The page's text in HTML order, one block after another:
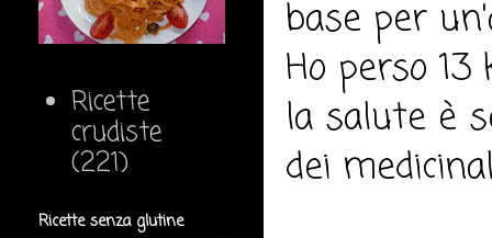
base per
Ho perso
la salute è
dei
Ricette
crudiste
(221)
Ricette senza glutine